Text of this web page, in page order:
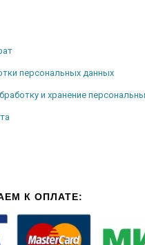
персональных данных
и хранение
К ОПЛАТЕ: